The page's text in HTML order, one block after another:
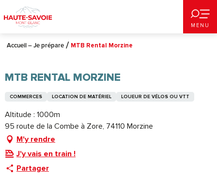
au
contenu
principal
MENU
Accueil – Je prépare MTB Rental Morzine
MTB RENTAL MORZINE
COMMERCES LOCATION DE MATÉRIEL LOUEUR DE VÉLOS OU VTT
Altitude : 1000m
95 route de la Combe à Zore, 74110 Morzine
M'y rendre
J'y vais en train !
Partager